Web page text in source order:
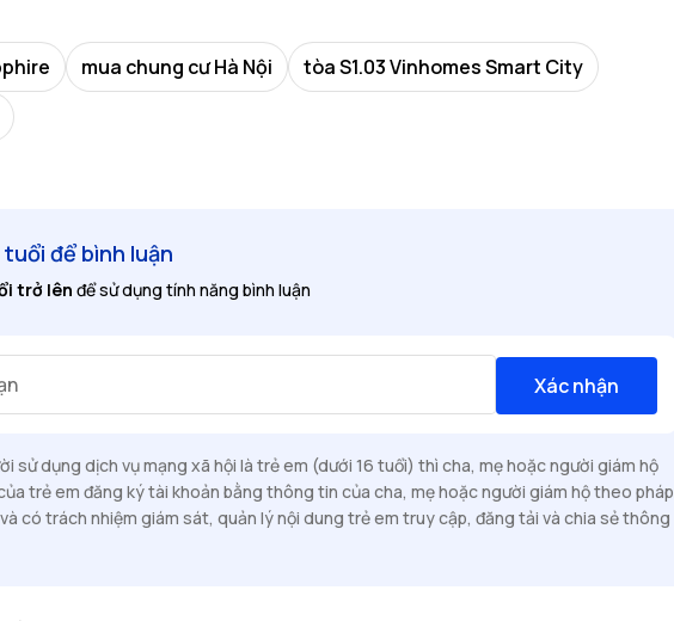
mua chung cư Hà Nội
tòa S1.03 Vinhomes Smart City
để bình luận
trở lên để sử dụng tính năng bình luận
Xác nhận
sử dụng dịch vụ mạng xã hội là trẻ em (dưới 16 tuổi) thì cha, mẹ hoặc người giám hộ
trẻ em đăng ký tài khoản bằng thông tin của cha, mẹ hoặc người giám hộ theo pháp
có trách nhiệm giám sát, quản lý nội dung trẻ em truy cập, đăng tải và chia sẻ thông